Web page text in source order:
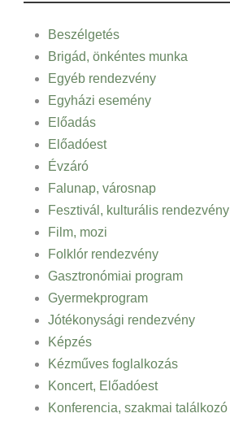
Beszélgetés
Brigád, önkéntes munka
Egyéb rendezvény
Egyházi esemény
Előadás
Előadóest
Évzáró
Falunap, városnap
Fesztivál, kulturális rendezvény
Film, mozi
Folklór rendezvény
Gasztronómiai program
Gyermekprogram
Jótékonysági rendezvény
Képzés
Kézműves foglalkozás
Koncert, Előadóest
Konferencia, szakmai találkozó